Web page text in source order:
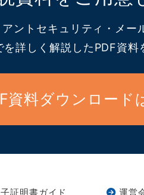
ントセキュリティ・メ
詳しく解説したPDF資料
資料ダウンロード
証明書ガイド 運営